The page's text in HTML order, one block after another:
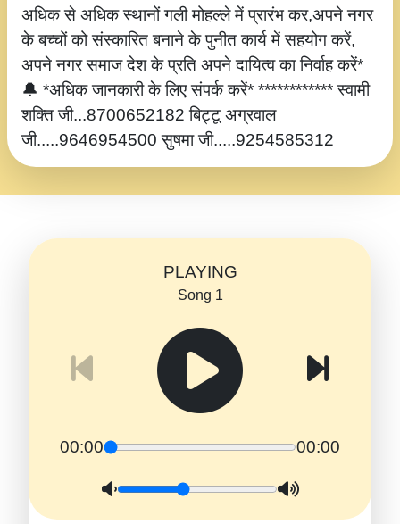
अधिक से अधिक स्थानों गली मोहल्ले में प्रारंभ कर,अपने नगर
के बच्चों को संस्कारित बनाने के पुनीत कार्य में सहयोग करें,
अपने नगर समाज देश के प्रति अपने दायित्व का निर्वाह करें*
🔔 *अधिक जानकारी के लिए संपर्क करें* ************ स्वामी
शक्ति जी...8700652182 बिट्टू अग्रवाल
जी.....9646954500 सुषमा जी.....9254585312
PLAYING
Song 1
00:00 00:00